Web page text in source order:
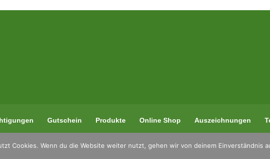
Gutschein Produkte Online Shop Auszeichnungen
Cookies. Wenn du die Website weiter nutzt, gehen wir von deinem Einverständnis